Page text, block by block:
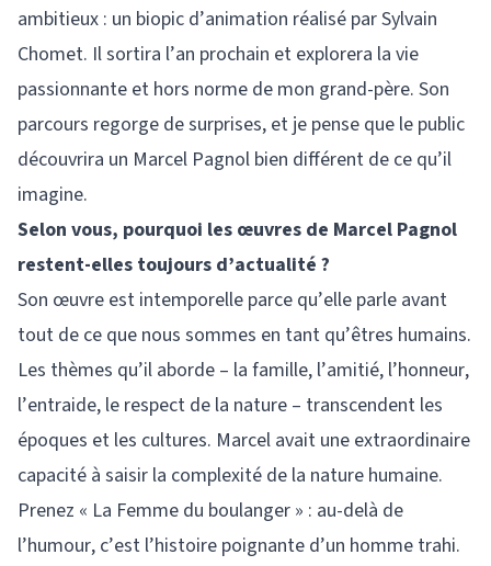
ambitieux : un biopic d’animation réalisé par Sylvain
Chomet. Il sortira l’an prochain et explorera la vie
passionnante et hors norme de mon grand-père. Son
parcours regorge de surprises, et je pense que le public
découvrira un Marcel Pagnol bien différent de ce qu’il
imagine.
Selon vous, pourquoi les œuvres de Marcel Pagnol
restent-elles toujours d’actualité ?
Son œuvre est intemporelle parce qu’elle parle avant
tout de ce que nous sommes en tant qu’êtres humains.
Les thèmes qu’il aborde – la famille, l’amitié, l’honneur,
l’entraide, le respect de la nature – transcendent les
époques et les cultures. Marcel avait une extraordinaire
capacité à saisir la complexité de la nature humaine.
Prenez « La Femme du boulanger » : au-delà de
l’humour, c’est l’histoire poignante d’un homme trahi.